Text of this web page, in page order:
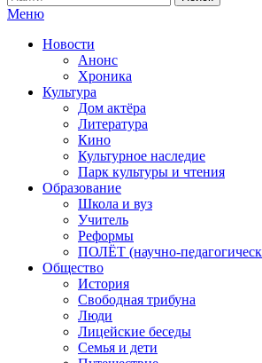
Меню
Новости
Анонс
Хроника
Культура
Дом актёра
Литература
Кино
Культурное наследие
Парк культуры и чтения
Образование
Школа и вуз
Учитель
Реформы
ПОЛЁТ (научно-
Общество
История
Свободная трибуна
Люди
Лицейские беседы
Семья и дети